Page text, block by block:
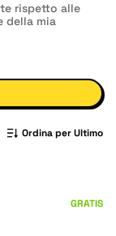
rispetto alle
della mia
Ordina per Ultimo
GRATIS